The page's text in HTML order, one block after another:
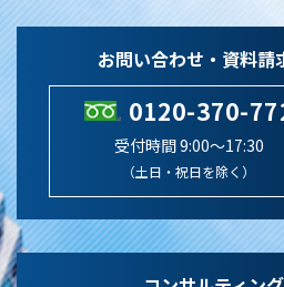
お問い合わせ・資料請
0120-370-
受付時間 9:00～17:30
（土日・祝日を除く）